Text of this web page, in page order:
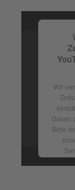
Wir
Daten
Bitte